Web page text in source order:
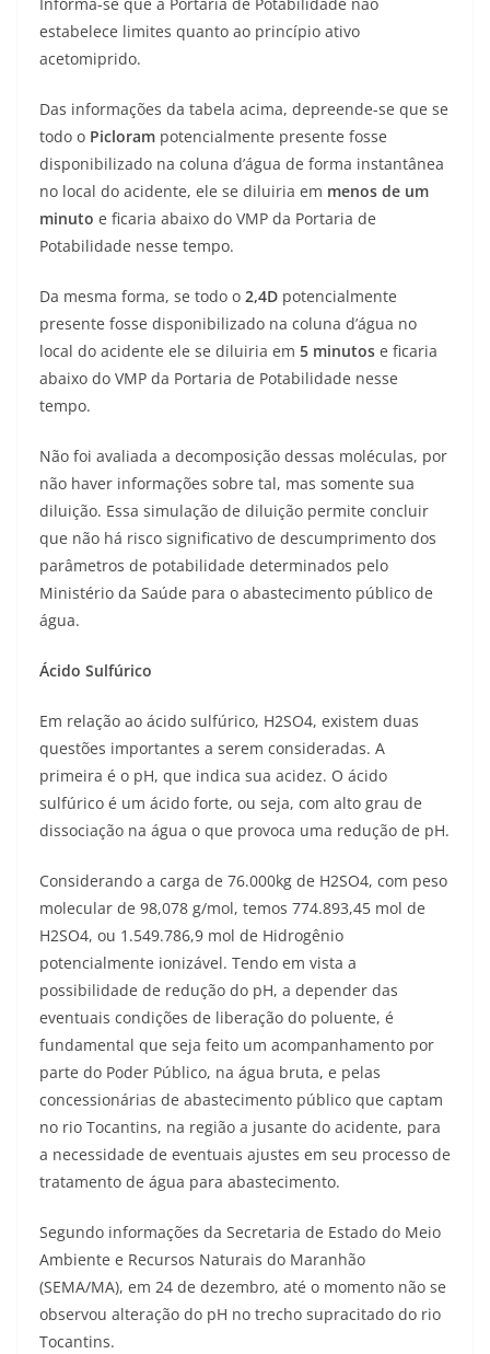
Informa-se que a Portaria de Potabilidade não
estabelece limites quanto ao princípio ativo
acetomiprido.
Das informações da tabela acima, depreende-se que se
todo o Picloram potencialmente presente fosse
disponibilizado na coluna d’água de forma instantânea
no local do acidente, ele se diluiria em menos de um
minuto e ficaria abaixo do VMP da Portaria de
Potabilidade nesse tempo.
Da mesma forma, se todo o 2,4D potencialmente
presente fosse disponibilizado na coluna d’água no
local do acidente ele se diluiria em 5 minutos e ficaria
abaixo do VMP da Portaria de Potabilidade nesse
tempo.
Não foi avaliada a decomposição dessas moléculas, por
não haver informações sobre tal, mas somente sua
diluição. Essa simulação de diluição permite concluir
que não há risco significativo de descumprimento dos
parâmetros de potabilidade determinados pelo
Ministério da Saúde para o abastecimento público de
água.
Ácido Sulfúrico
Em relação ao ácido sulfúrico, H2SO4, existem duas
questões importantes a serem consideradas. A
primeira é o pH, que indica sua acidez. O ácido
sulfúrico é um ácido forte, ou seja, com alto grau de
dissociação na água o que provoca uma redução de pH.
Considerando a carga de 76.000kg de H2SO4, com peso
molecular de 98,078 g/mol, temos 774.893,45 mol de
H2SO4, ou 1.549.786,9 mol de Hidrogênio
potencialmente ionizável. Tendo em vista a
possibilidade de redução do pH, a depender das
eventuais condições de liberação do poluente, é
fundamental que seja feito um acompanhamento por
parte do Poder Público, na água bruta, e pelas
concessionárias de abastecimento público que captam
no rio Tocantins, na região a jusante do acidente, para
a necessidade de eventuais ajustes em seu processo de
tratamento de água para abastecimento.
Segundo informações da Secretaria de Estado do Meio
Ambiente e Recursos Naturais do Maranhão
(SEMA/MA), em 24 de dezembro, até o momento não se
observou alteração do pH no trecho supracitado do rio
Tocantins.